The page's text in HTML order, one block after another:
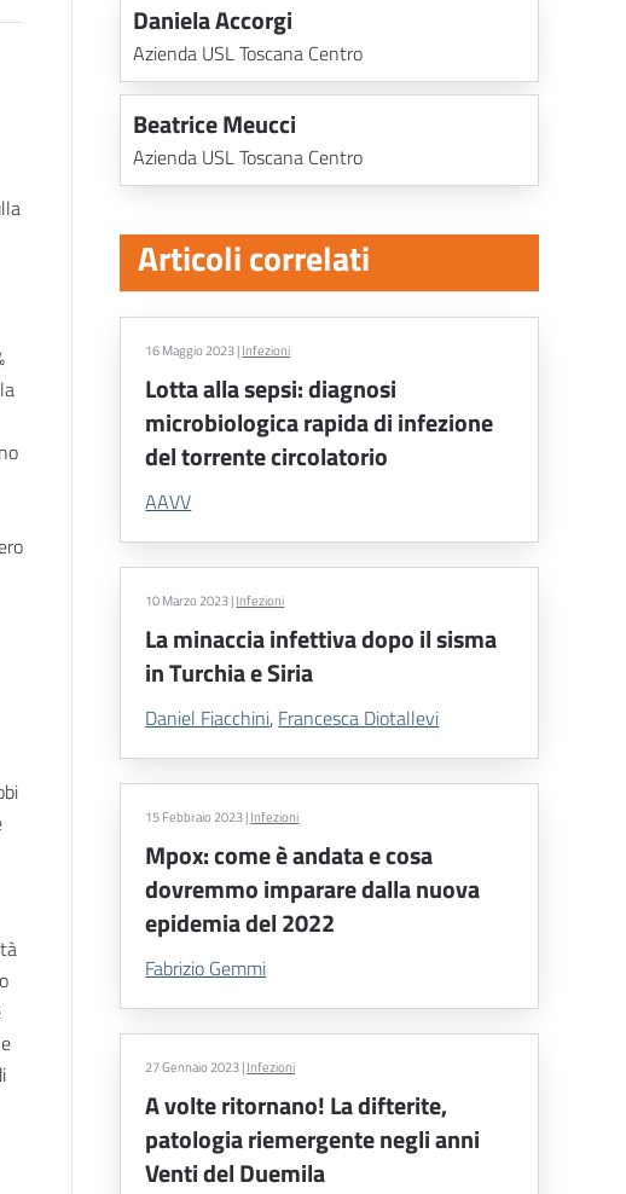
Daniela Accorgi
Azienda USL Toscana Centro
Beatrice Meucci
Azienda USL Toscana Centro
Articoli correlati
16 Maggio 2023|Infezioni
Lotta alla sepsi: diagnosi
microbiologica rapida di infezione
del torrente circolatorio
AAVV
10 Marzo 2023|Infezioni
La minaccia infettiva dopo il sisma
in Turchia e Siria
Daniel Fiacchini, Francesca Diotallevi
15 Febbraio 2023|Infezioni
Mpox: come è andata e cosa
dovremmo imparare dalla nuova
epidemia del 2022
Fabrizio Gemmi
27 Gennaio 2023|Infezioni
A volte ritornano! La difterite,
patologia riemergente negli anni
Venti del Duemila